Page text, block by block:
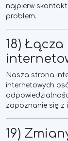
najpierw
problem.
18)
Nasza strona
internetowych
zapoznanie się z
19)